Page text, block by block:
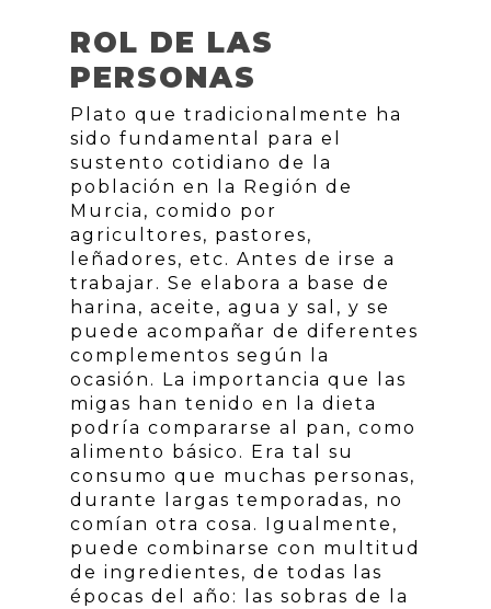
ROL DE LAS
PERSONAS
Plato que tradicionalmente ha
sido fundamental para el
sustento cotidiano de la
población en la Región de
Murcia, comido por
agricultores, pastores,
leñadores, etc. Antes de irse a
trabajar. Se elabora a base de
harina, aceite, agua y sal, y se
puede acompañar de diferentes
complementos según la
ocasión. La importancia que las
migas han tenido en la dieta
podría compararse al pan, como
alimento básico. Era tal su
consumo que muchas personas,
durante largas temporadas, no
comían otra cosa. Igualmente,
puede combinarse con multitud
de ingredientes, de todas las
épocas del año: las sobras de la